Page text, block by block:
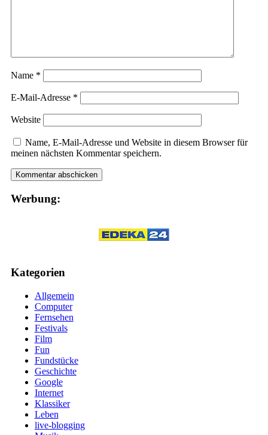
Name *
E-Mail-Adresse *
Website
Name, E-Mail-Adresse und Website in diesem Browser für
meinen nächsten Kommentar speichern.
Werbung:
Kategorien
Allgemein
Computer
Fernsehen
Festivals
Film
Fun
Fundstücke
Geschichte
Google
Internet
Klassiker
Leben
live-blogging